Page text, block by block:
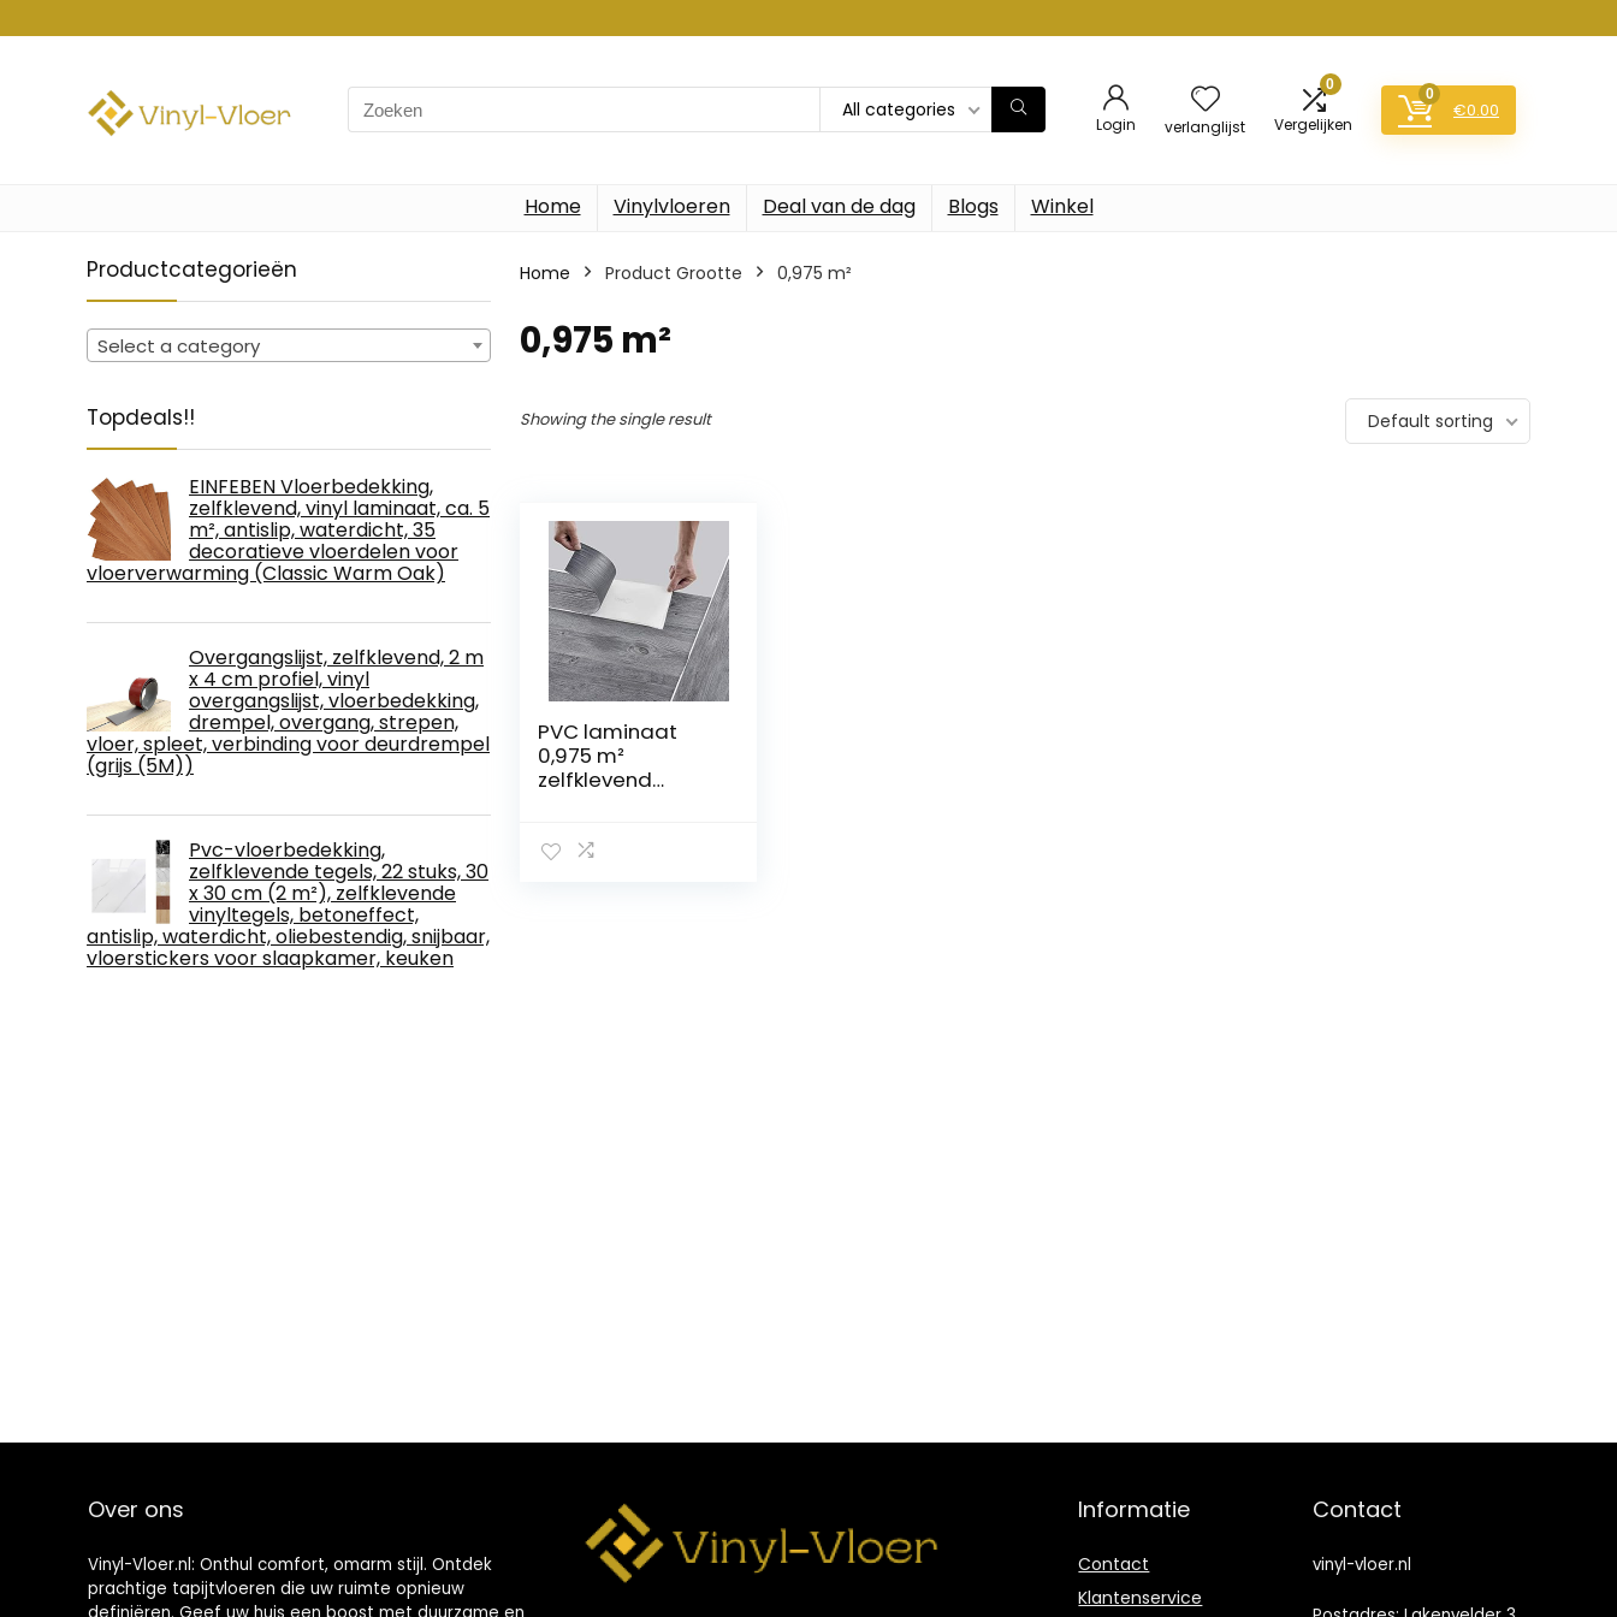
Search
for:
All categories
Login verlanglijst
0
Vergelijken
0
€0.00
Home Vinylvloeren Deal van de dag Blogs Winkel
Productcategorieën
Select a category
Topdeals!!
EINFEBEN Vloerbedekking,
zelfklevend, vinyl laminaat, ca. 5
m², antislip, waterdicht, 35
decoratieve vloerdelen voor
vloerverwarming (Classic Warm Oak)
Overgangslijst, zelfklevend, 2 m
x 4 cm profiel, vinyl
overgangslijst, vloerbedekking,
drempel, overgang, strepen,
vloer, spleet, verbinding voor deurdrempel
(grijs (5M))
Pvc-vloerbedekking,
zelfklevende tegels, 22 stuks, 30
x 30 cm (2 m²), zelfklevende
vinyltegels, betoneffect,
antislip, waterdicht, oliebestendig, snijbaar,
vloerstickers voor slaapkamer, keuken
Home Product Grootte ‎0,975 m²
‎0,975 m²
Showing the single result Default sorting
PVC laminaat
0,975 m²
zelfklevend
eiken grijs
Over ons
Vinyl-Vloer.nl: Onthul comfort, omarm stijl. Ontdek
prachtige tapijtvloeren die uw ruimte opnieuw
Informatie
Contact
Klantenservice
Contact
vinyl-vloer.nl